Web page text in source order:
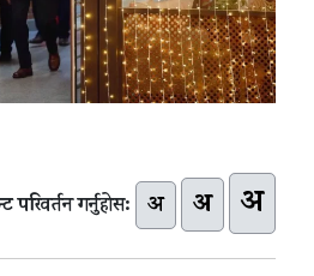
परिवर्तन गर्नुहोस: अ अ अ